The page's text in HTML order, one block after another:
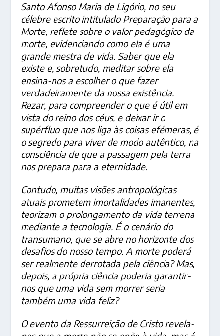
Santo Afonso Maria de Ligório, no seu
célebre escrito intitulado Preparação para a
Morte, reflete sobre o valor pedagógico da
morte, evidenciando como ela é uma
grande mestra de vida. Saber que ela
existe e, sobretudo, meditar sobre ela
ensina-nos a escolher o que fazer
verdadeiramente da nossa existência.
Rezar, para compreender o que é útil em
vista do reino dos céus, e deixar ir o
supérfluo que nos liga às coisas efémeras, é
o segredo para viver de modo autêntico, na
consciência de que a passagem pela terra
nos prepara para a eternidade.
Contudo, muitas visões antropológicas
atuais prometem imortalidades imanentes,
teorizam o prolongamento da vida terrena
mediante a tecnologia. É o cenário do
transumano, que se abre no horizonte dos
desafios do nosso tempo. A morte poderá
ser realmente derrotada pela ciência? Mas,
depois, a própria ciência poderia garantir-
nos que uma vida sem morrer seria
também uma vida feliz?
O evento da Ressurreição de Cristo revela-